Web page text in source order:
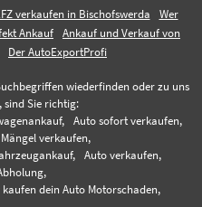
verkaufen in Bischofswerda
Wer
Ankauf
Ankauf und Verkauf von
Der AutoExportProfi
wiederfinden oder zu uns
sind Sie richtig:
Auto sofort verkaufen,
verkaufen,
Auto verkaufen,
kaufen dein Auto Motorschaden,